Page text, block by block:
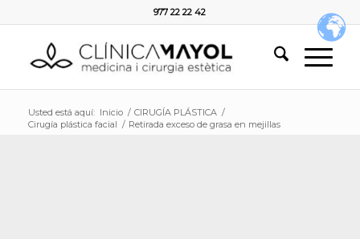
977 22 22 42
Usted está aquí: Inicio / CIRUGÍA PLÁSTICA /
Cirugía plástica facial / Retirada exceso de grasa en mejillas